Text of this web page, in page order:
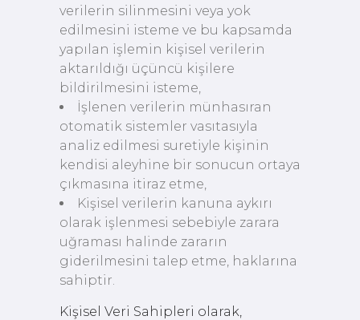
verilerin silinmesini veya yok
edilmesini isteme ve bu kapsamda
yapılan işlemin kişisel verilerin
aktarıldığı üçüncü kişilere
bildirilmesini isteme,
İşlenen verilerin münhasıran
otomatik sistemler vasıtasıyla
analiz edilmesi suretiyle kişinin
kendisi aleyhine bir sonucun ortaya
çıkmasına itiraz etme,
Kişisel verilerin kanuna aykırı
olarak işlenmesi sebebiyle zarara
uğraması halinde zararın
giderilmesini talep etme, haklarına
sahiptir.
Kişisel Veri Sahipleri olarak,